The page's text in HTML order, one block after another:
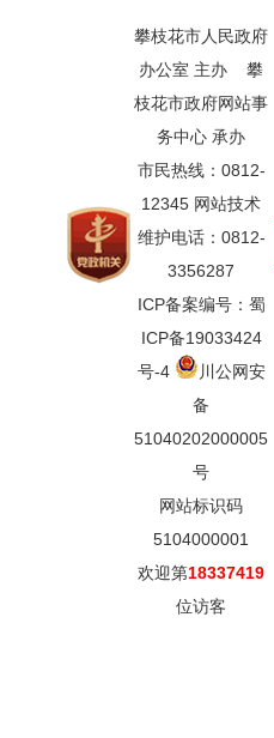
攀枝花市人民政府
办公室 主办 攀
枝花市政府网站事
务中心 承办
市民热线：0812-
12345 网站技术
维护电话：0812-
3356287
ICP备案编号：蜀
ICP备19033424
号-4
川公网安
备
51040202000005
号
网站标识码
5104000001
欢迎第18337419
位访客